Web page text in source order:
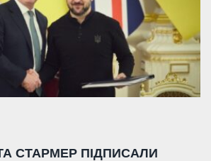
СТАРМЕР ПІДПИСАЛИ